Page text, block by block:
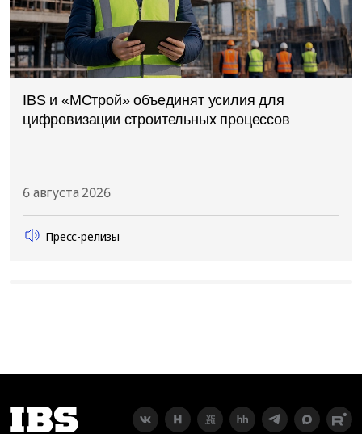
IBS и «МСтрой» объединят усилия для
цифровизации строительных процессов
6 августа 2026
Пресс-релизы